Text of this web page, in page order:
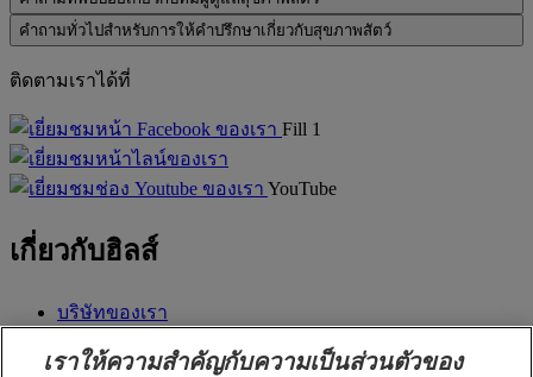
คำถามทั่วไปสำหรับการให้คำปรึกษาเกี่ยวกับสุขภาพสัตว์
ติดตามเราได้ที่
Fill 1
YouTube
เกี่ยวกับฮิลส์
บริษัทของเรา
ร่วมงานกับเรา
เราให้ความสำคัญกับความเป็นส่วนตัวของ